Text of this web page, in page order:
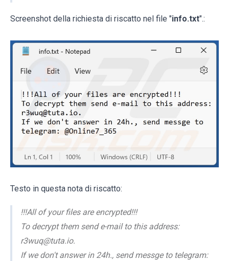
Screenshot della richiesta di riscatto nel file "info.txt".:
Testo in questa nota di riscatto:
!!!All of your files are encrypted!!!
To decrypt them send e-mail to this address:
r3wuq@tuta.io.
If we don't answer in 24h., send messge to telegram: